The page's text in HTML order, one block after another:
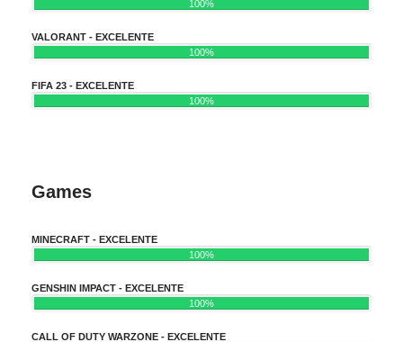
100%
VALORANT - EXCELENTE
100%
FIFA 23 - EXCELENTE
100%
Games
MINECRAFT - EXCELENTE
100%
GENSHIN IMPACT - EXCELENTE
100%
CALL OF DUTY WARZONE - EXCELENTE